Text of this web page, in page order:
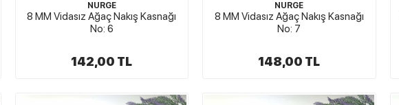
NURGE
8 MM Vidasız Ağaç Nakış Kasnağı
No: 6
142,00 TL
NURGE
8 MM Vidasız Ağaç Nakış Kasnağı
No: 7
148,00 TL